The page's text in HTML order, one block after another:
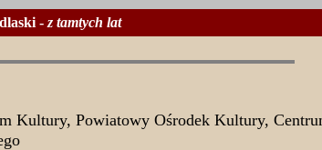
- z tamtych lat
Kultury, Powiatowy Ośrodek Kultury,